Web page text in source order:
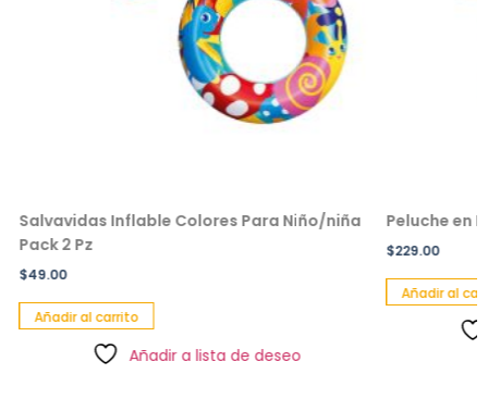
Salvavidas Inflable Colores Para Niño/niña
Pack 2 Pz
$49.00
Añadir al carrito
Añadir a lista de deseo
Peluche en
$229.00
Añadir al